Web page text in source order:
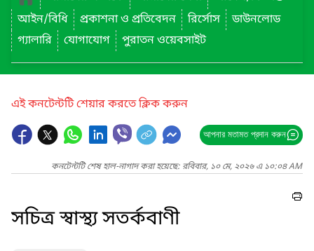
আইন/বিধি
প্রকাশনা ও প্রতিবেদন রির্সোস
ডাউনলোড
গ্যালারি
যোগাযোগ পুরাতন ওয়েবসাইট
এই কনটেন্টটি শেয়ার করতে ক্লিক করুন
আপনার মতামত প্রদান করুন
কনটেন্টটি শেষ হাল-নাগাদ করা হয়েছে: রবিবার, ১০ মে, ২০২৬ এ ১০:০৪ AM
সচিত্র স্বাস্থ্য সতর্কবাণী